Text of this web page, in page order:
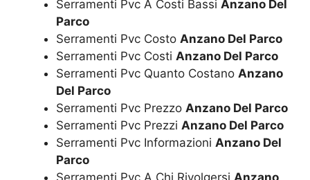
Serramenti Pvc A Costi Bassi Anzano Del
Parco
Serramenti Pvc Costo Anzano Del Parco
Serramenti Pvc Costi Anzano Del Parco
Serramenti Pvc Quanto Costano Anzano
Del Parco
Serramenti Pvc Prezzo Anzano Del Parco
Serramenti Pvc Prezzi Anzano Del Parco
Serramenti Pvc Informazioni Anzano Del
Parco
Serramenti Pvc A Chi Rivolgersi Anzano